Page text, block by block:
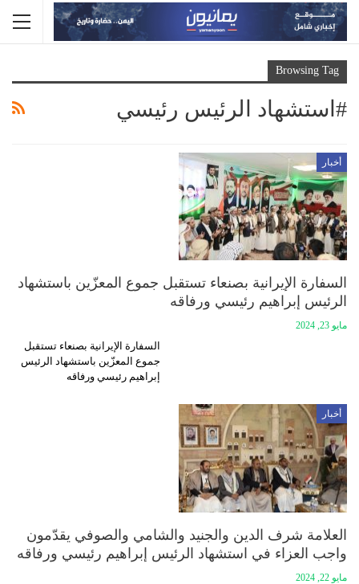
Browsing Tag
#استشهاد الرئيس رئيسي
أخبار
السفارة الإيرانية بصنعاء تستقبل جموع المعزّين باستشهاد
الرئيس إبراهيم رئيسي ورفاقه
مايو 23, 2024
السفارة الإيرانية بصنعاء تستقبل
جموع المعزّين باستشهاد الرئيس
إبراهيم رئيسي ورفاقه
أخبار
العلامة شرف الدين والجنيد والشامي والصوفي يقدّمون
واجب العزاء في استشهاد الرئيس إبراهيم رئيسي ورفاقه
مايو 22, 2024